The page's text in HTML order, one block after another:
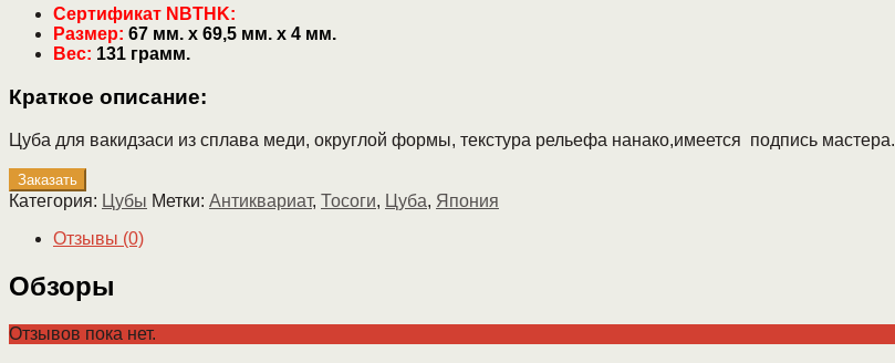
Сертификат NBTHK:
Размер: 67 мм. х 69,5 мм. х 4 мм.
Вес: 131 грамм.
Краткое описание:
Цуба для вакидзаси из сплава меди, округлой формы, текстура рельефа нанако,имеется подпись мастера.
Заказать
Категория: Цубы Метки: Антиквариат, Тосоги, Цуба, Япония
Отзывы (0)
Обзоры
Отзывов пока нет.